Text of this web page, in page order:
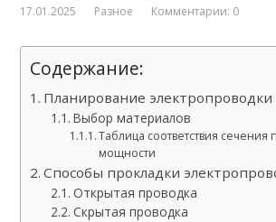
17.01.2025 Разное Комментарии: 0
Содержание:
Планирование электропроводки
Выбор материалов
Таблица соответствия сечения
мощности
Способы прокладки
Открытая проводка
Скрытая проводка